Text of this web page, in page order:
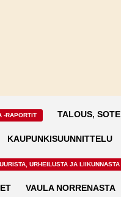
-RAPORTIT TALOUS, SOTE
KAUPUNKISUUNNITTELU
URHEILUSTA JA LIIKUNNASTA
VAULA NORRENASTA